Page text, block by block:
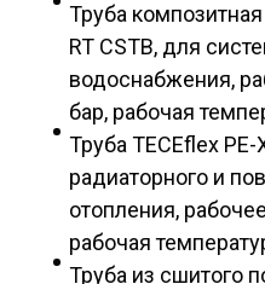
Труба
RT CSTB, для
водоснабжения,
бар, рабочая
Труба TECEflex
радиаторного и
отопления,
рабочая
Труба из сшитого